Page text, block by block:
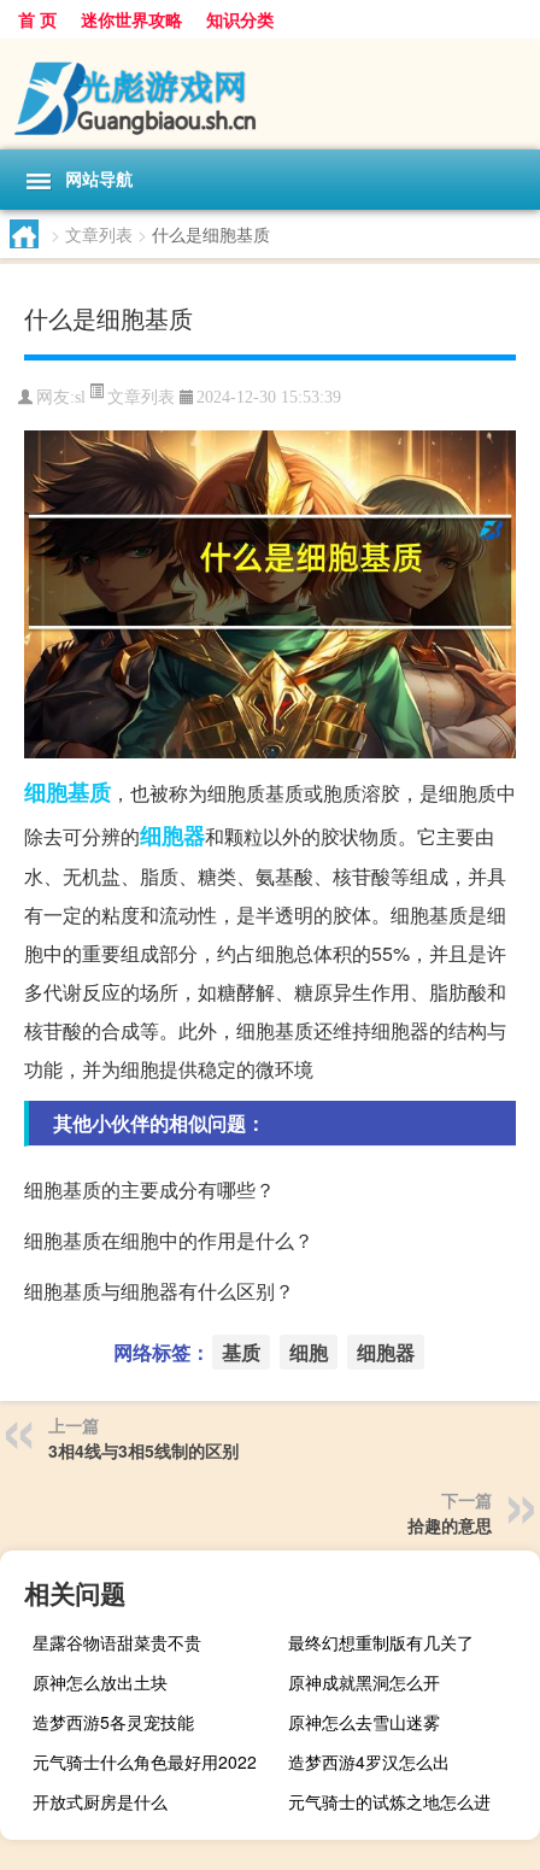
首 页 迷你世界攻略 知识分类
网站导航
> 文章列表 > 什么是细胞基质
什么是细胞基质
网友:sl 文章列表 2024-12-30 15:53:39
细胞基质 ，也被称为细胞质基质或胞质溶胶，是细胞质中
除去可分辨的细胞器和颗粒以外的胶状物质。它主要由
水、无机盐、脂质、糖类、氨基酸、核苷酸等组成，并具
有一定的粘度和流动性，是半透明的胶体。细胞基质是细
胞中的重要组成部分，约占细胞总体积的55%，并且是许
多代谢反应的场所，如糖酵解、糖原异生作用、脂肪酸和
核苷酸的合成等。此外，细胞基质还维持细胞器的结构与
功能，并为细胞提供稳定的微环境
其他小伙伴的相似问题：
细胞基质的主要成分有哪些？
细胞基质在细胞中的作用是什么？
细胞基质与细胞器有什么区别？
网络标签： 基质 细胞 细胞器
上一篇
3相4线与3相5线制的区别
下一篇
拾趣的意思
相关问题
星露谷物语甜菜贵不贵
最终幻想重制版有几关了
原神怎么放出土块
原神成就黑洞怎么开
造梦西游5各灵宠技能
原神怎么去雪山迷雾
元气骑士什么角色最好用2022
造梦西游4罗汉怎么出
开放式厨房是什么
元气骑士的试炼之地怎么进